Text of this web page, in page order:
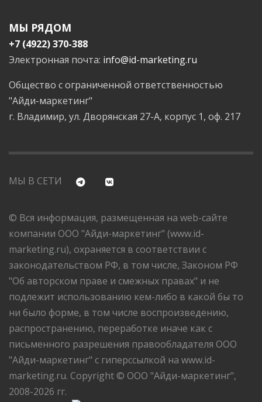
МЫ РЯДОМ
+7 (4922) 370-388
Электронная почта: info@id-marketing.ru
Общество с ограниченной ответственностью
"Айди-маркетинг"
г. Владимир, ул. Дворянская 27-А, корпус 1, оф. 217
МЫ В СЕТИ
© Вся информация, размещенная на web-сайте
компании ООО "Айди-маркетинг" (www.id-
marketing.ru), охраняется в соответствии с
законодательством РФ, в том числе, Законом РФ
"Об авторском праве и смежных правах" и не
подлежит использованию кем-либо в какой бы то
ни было форме, в том числе воспроизведению,
распространению, переработке иначе как с
письменного разрешения правообладателя ООО
"Айди-маркетинг" с гиперссылкой на www.id-
marketing.ru. Copyright © ООО "Айди-маркетинг",
2008-2026 гг.